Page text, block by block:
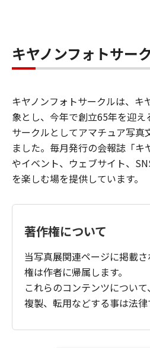
キヤノンフォトサー
キヤノンフォトサークルは、キ
象とし、今年で創立65年を迎
サークルとしてアマチュア写真
ました。毎月発行の会報誌「キ
やイベント、ウェブサイト、
を楽しむ場を提供しています。
著作権について
当写真展関連ページに掲載
権は作者に帰属します。
これらのコンテンツについ
複製、転用などする事は法律